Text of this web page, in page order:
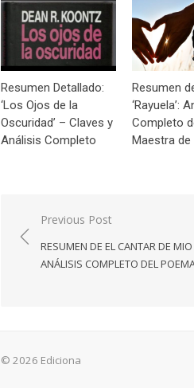
Resumen Detallado:
‘Los Ojos de la
Oscuridad’ – Claves y
Análisis Completo
Resumen
‘Rayuela’:
Completo
Maestra
Navegación
de
entradas
Previous Post
RESUMEN DE EL CANTAR DE MIO
ANÁLISIS COMPLETO DEL
© 2026 Ediciona